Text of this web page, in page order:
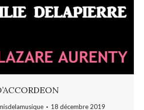
18 décembre 2019